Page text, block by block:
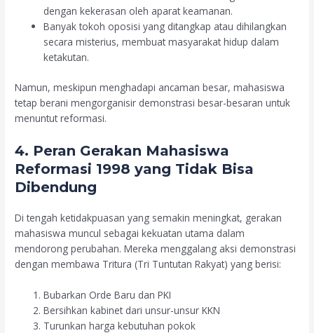
dengan kekerasan oleh aparat keamanan.
Banyak tokoh oposisi yang ditangkap atau dihilangkan
secara misterius, membuat masyarakat hidup dalam
ketakutan.
Namun, meskipun menghadapi ancaman besar, mahasiswa
tetap berani mengorganisir demonstrasi besar-besaran untuk
menuntut reformasi.
4. Peran Gerakan Mahasiswa
Reformasi 1998 yang Tidak Bisa
Dibendung
Di tengah ketidakpuasan yang semakin meningkat, gerakan
mahasiswa muncul sebagai kekuatan utama dalam
mendorong perubahan. Mereka menggalang aksi demonstrasi
dengan membawa Tritura (Tri Tuntutan Rakyat) yang berisi:
Bubarkan Orde Baru dan PKI
Bersihkan kabinet dari unsur-unsur KKN
Turunkan harga kebutuhan pokok